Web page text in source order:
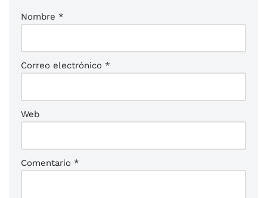
Nombre *
Correo electrónico *
Web
Comentario *